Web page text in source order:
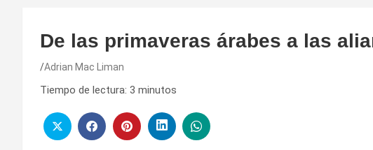
De las primaveras árabes a las
Adrian Mac Liman
Tiempo de lectura: 3 minutos